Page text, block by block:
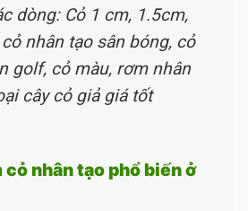
dòng: Cỏ 1 cm, 1.5cm,
nhân tạo sân bóng, cỏ
golf, cỏ màu, rơm nhân
cây cỏ giả giá tốt
nhân tạo phổ biến ở